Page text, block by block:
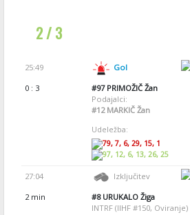
2 / 3
25:49 Gol
0 : 3
#97PRIMOŽIČ Žan
Podajalci:
#12MARKIČ Žan
Udeležba:
79, 7, 6, 29, 15, 1
97, 12, 6, 13, 26, 25
27:04 Izključitev
2 min
#8URUKALO Žiga
INTRF (IIHF #150, Oviranje)